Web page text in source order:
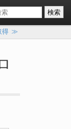
得≫